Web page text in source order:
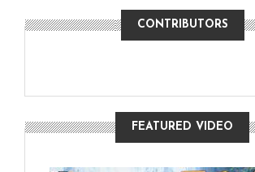
CONTRIBUTORS
FEATURED VIDEO